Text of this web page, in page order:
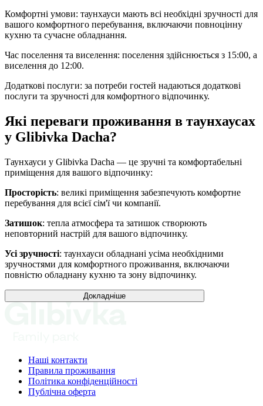
Комфортні умови: таунхауси мають всі необхідні зручності для
вашого комфортного перебування, включаючи повноцінну
кухню та сучасне обладнання.
Час поселення та виселення: поселення здійснюється з 15:00, а
виселення до 12:00.
Додаткові послуги: за потреби гостей надаються додаткові
послуги та зручності для комфортного відпочинку.
Які переваги проживання в таунхаусах
у Glibivka Dacha?
Таунхауси у Glibivka Dacha — це зручні та комфортабельні
приміщення для вашого відпочинку:
Просторість: великі приміщення забезпечують комфортне
перебування для всієї сім'ї чи компанії.
Затишок: тепла атмосфера та затишок створюють
неповторний настрій для вашого відпочинку.
Усі зручності: таунхауси обладнані усіма необхідними
зручностями для комфортного проживання, включаючи
повністю обладнану кухню та зону відпочинку.
Докладніше
Наші контакти
Правила проживання
Політика конфіденційності
Публічна оферта